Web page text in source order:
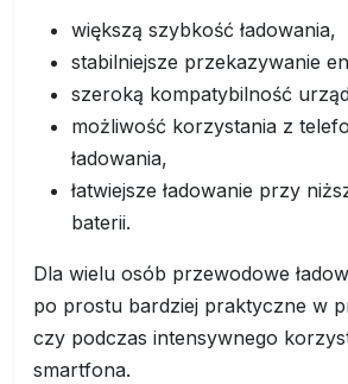
większą szybkość ładowania,
stabilniejsze przekazywanie
szeroką kompatybilność
możliwość korzystania z
ładowania,
łatwiejsze ładowanie przy
baterii.
Dla wielu osób przewodowe
po prostu bardziej praktyczne w
czy podczas intensywnego
smartfona.